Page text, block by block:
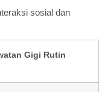
sosial dan
Gigi Rutin